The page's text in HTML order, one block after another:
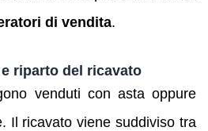
di vendita.
riparto del ricavato
venduti con asta oppure
Il ricavato viene suddiviso tra